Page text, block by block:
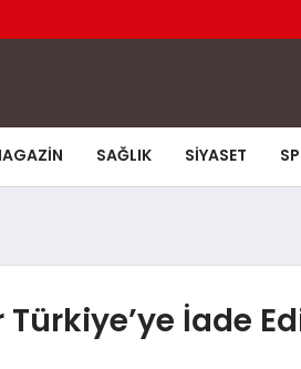
SAĞLIK SIYASET
İade